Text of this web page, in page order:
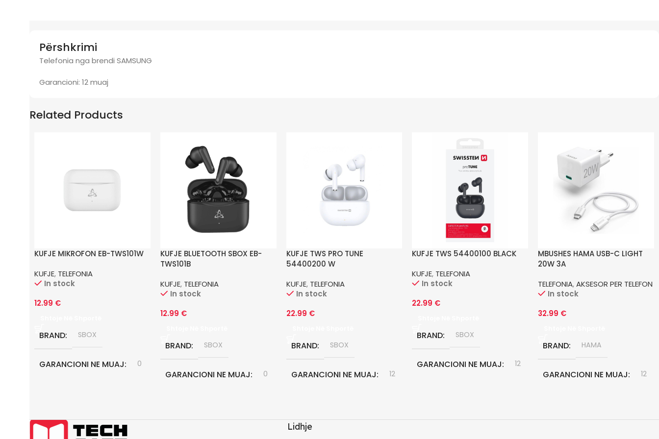
Përshkrimi
Telefonia nga brendi SAMSUNG
Garancioni: 12 muaj
Related Products
KUFJE MIKROFON EB-TWS101W
KUFJE, TELEFONIA
In stock
12.99 €
BRAND SBOX
GARANCIONI NE MUAJ 0
KUFJE BLUETOOTH SBOX EB-
TWS101B
KUFJE, TELEFONIA
In stock
12.99 €
BRAND SBOX
GARANCIONI NE MUAJ 0
KUFJE TWS PRO TUNE
54400200 W
KUFJE, TELEFONIA
In stock
22.99 €
BRAND SBOX
GARANCIONI NE MUAJ 12
KUFJE TWS 54400100 BLACK
KUFJE, TELEFONIA
In stock
22.99 €
BRAND SBOX
GARANCIONI NE MUAJ 12
MBUSHES HAMA USB-C LIGHT
20W 3A
TELEFONIA,AKSESOR PER TELEFON
In stock
32.99 €
BRAND HAMA
GARANCIONI NE MUAJ 12
Lidhje